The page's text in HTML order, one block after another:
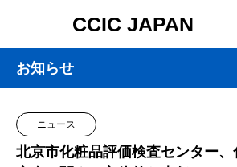
CCIC JAPAN
お知らせ
ニュース
北京市化粧品評価検査センター、